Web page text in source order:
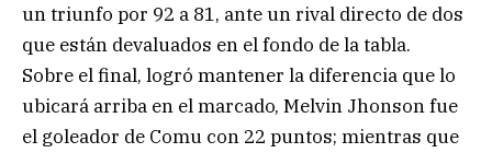
un triunfo por 92 a 81, ante un rival directo de dos
que están devaluados en el fondo de la tabla.
Sobre el final, logró mantener la diferencia que lo
ubicará arriba en el marcado, Melvin Jhonson fue
el goleador de Comu con 22 puntos; mientras que